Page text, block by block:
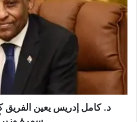
د. كامل إدريس يعين الفريق